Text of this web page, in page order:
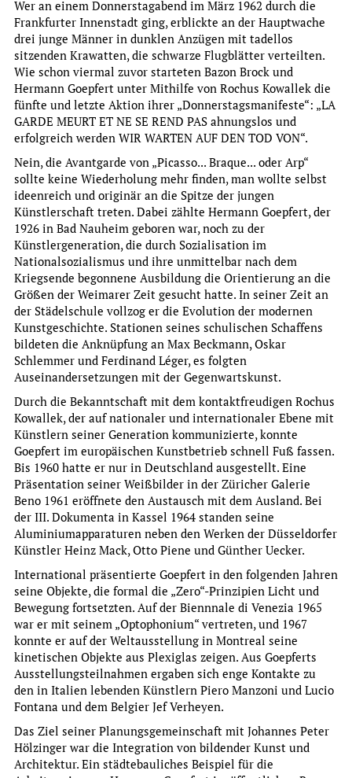
Wer an einem Donnerstagabend im März 1962 durch die
Frankfurter Innenstadt ging, erblickte an der Hauptwache
drei junge Männer in dunklen Anzügen mit tadellos
sitzenden Krawatten, die schwarze Flugblätter verteilten.
Wie schon viermal zuvor starteten Bazon Brock und
Hermann Goepfert unter Mithilfe von Rochus Kowallek die
fünfte und letzte Aktion ihrer „Donnerstagsmanifeste“: „LA
GARDE MEURT ET NE SE REND PAS ahnungslos und
erfolgreich werden WIR WARTEN AUF DEN TOD VON“.
Nein, die Avantgarde von „Picasso... Braque... oder Arp“
sollte keine Wiederholung mehr finden, man wollte selbst
ideenreich und originär an die Spitze der jungen
Künstlerschaft treten. Dabei zählte Hermann Goepfert, der
1926 in Bad Nauheim geboren war, noch zu der
Künstlergeneration, die durch Sozialisation im
Nationalsozialismus und ihre unmittelbar nach dem
Kriegsende begonnene Ausbildung die Orientierung an die
Größen der Weimarer Zeit gesucht hatte. In seiner Zeit an
der Städelschule vollzog er die Evolution der modernen
Kunstgeschichte. Stationen seines schulischen Schaffens
bildeten die Anknüpfung an Max Beckmann, Oskar
Schlemmer und Ferdinand Léger, es folgten
Auseinandersetzungen mit der Gegenwartskunst.
Durch die Bekanntschaft mit dem kontaktfreudigen Rochus
Kowallek, der auf nationaler und internationaler Ebene mit
Künstlern seiner Generation kommunizierte, konnte
Goepfert im europäischen Kunstbetrieb schnell Fuß fassen.
Bis 1960 hatte er nur in Deutschland ausgestellt. Eine
Präsentation seiner Weißbilder in der Züricher Galerie
Beno 1961 eröffnete den Austausch mit dem Ausland. Bei
der III. Dokumenta in Kassel 1964 standen seine
Aluminiumapparaturen neben den Werken der Düsseldorfer
Künstler Heinz Mack, Otto Piene und Günther Uecker.
International präsentierte Goepfert in den folgenden Jahren
seine Objekte, die formal die „Zero“-Prinzipien Licht und
Bewegung fortsetzten. Auf der Biennnale di Venezia 1965
war er mit seinem „Optophonium“ vertreten, und 1967
konnte er auf der Weltausstellung in Montreal seine
kinetischen Objekte aus Plexiglas zeigen. Aus Goepferts
Ausstellungsteilnahmen ergaben sich enge Kontakte zu
den in Italien lebenden Künstlern Piero Manzoni und Lucio
Fontana und dem Belgier Jef Verheyen.
Das Ziel seiner Planungsgemeinschaft mit Johannes Peter
Hölzinger war die Integration von bildender Kunst und
Architektur. Ein städtebauliches Beispiel für die
DER ARCHITEKT CARL-HERMANN RUDLOFF (1890-1949) -
PROTAGONIST DES SIEDLUNGSBAUS IM NEUEN
FRANKFURT
Studien zur Frankfurter Geschichte, Band 68, Hrsg.
Evelyn Brockhoff
„ZUM ERSTEN, ZUM ZWEITEN, ZUM DRITTEN“
DAS AUKTIONSHAUS RUDOLF BANGEL IN FRANKFURT AM
MAIN (1873-1929)
Archiv für Frankfurts Geschichte und Kunst, Band 81
more